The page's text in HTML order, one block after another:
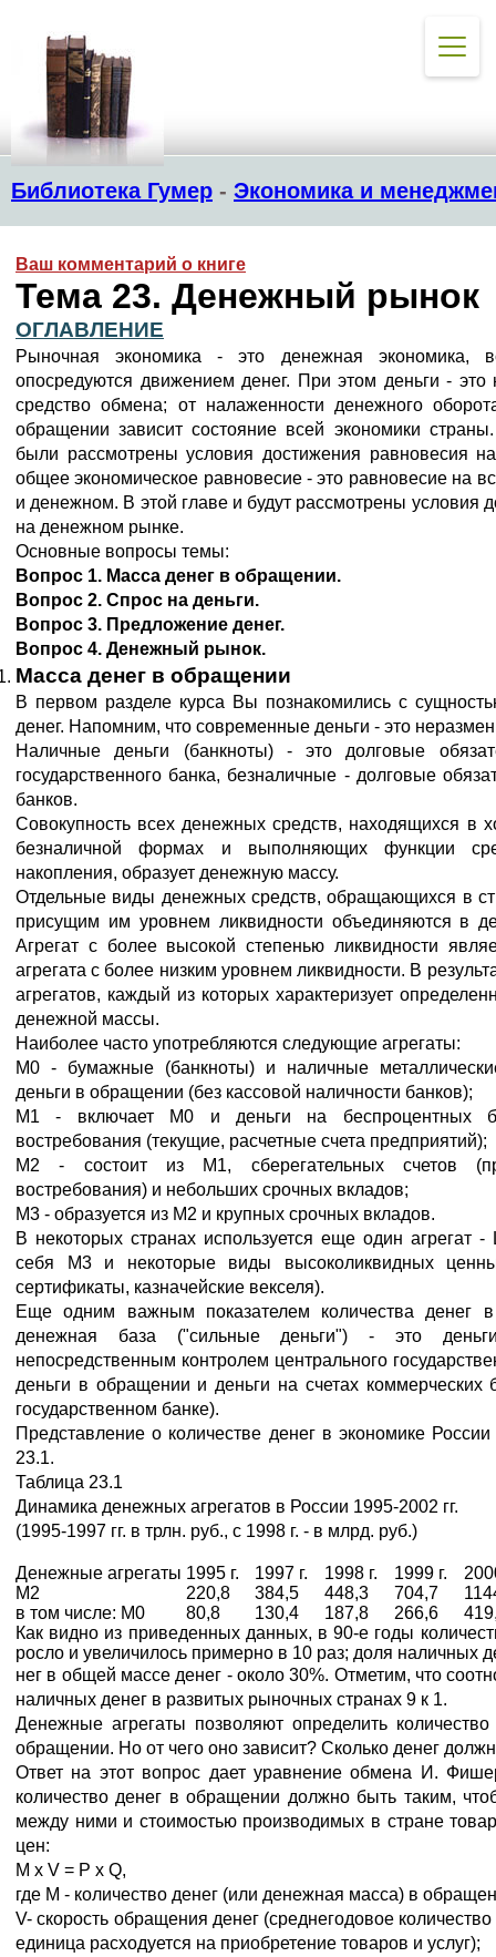
Библиотека Гумер - Экономика и
Ваш комментарий о книге
Тема 23. Денежный рынок
ОГЛАВЛЕНИЕ
Рыночная экономика - это денежная экономика,
опосредуются движением денег. При этом деньги - это
средство обмена; от налаженности денежного
обращении зависит состояние всей экономики
были рассмотрены условия достижения равновесия
общее экономическое равновесие - это равновесие на
и денежном. В этой главе и будут рассмотрены условия
на денежном рынке.
Основные вопросы темы:
Вопрос 1. Масса денег в обращении.
Вопрос 2. Спрос на деньги.
Вопрос 3. Предложение денег.
Вопрос 4. Денежный рынок.
Масса денег в обращении
В первом разделе курса Вы познакомились с
денег. Напомним, что современные деньги - это
Наличные деньги (банкноты) - это долговые
государственного банка, безналичные - долговые
банков.
Совокупность всех денежных средств, находящихся в
безналичной формах и выполняющих функции
накопления, образует денежную массу.
Отдельные виды денежных средств, обращающихся в
присущим им уровнем ликвидности объединяются в
Агрегат с более высокой степенью ликвидности
агрегата с более низким уровнем ликвидности. В
агрегатов, каждый из которых характеризует
денежной массы.
Наиболее часто употребляются следующие агрегаты:
М0 - бумажные (банкноты) и наличные
деньги в обращении (без кассовой наличности банков);
М1 - включает М0 и деньги на беспроцентных
востребования (текущие, расчетные счета предприятий);
М2 - состоит из М1, сберегательных счетов
востребования) и небольших срочных вкладов;
М3 - образуется из М2 и крупных срочных вкладов.
В некоторых странах используется еще один агрегат
себя М3 и некоторые виды высоколиквидных
сертификаты, казначейские векселя).
Еще одним важным показателем количества денег
денежная база ("сильные деньги") - это
непосредственным контролем центрального
деньги в обращении и деньги на счетах коммерческих
государственном банке).
Представление о количестве денег в экономике
23.1.
Таблица 23.1
Динамика денежных агрегатов в России 1995-2002 гг.
(1995-1997 гг. в трлн. руб., с 1998 г. - в млрд. руб.)
Денежные агрегаты 1995 г. 1997 г. 1998 г. 1999 г.
М2
220,8 384,5 448,3 704,7
в том числе: М0
80,8 130,4 187,8 266,6
Как видно из приведенных данных, в 90-е годы
росло и увеличилось примерно в 10 раз; доля наличных
нег в общей массе денег - около 30%. Отметим, что
наличных денег в развитых рыночных странах 9 к 1.
Денежные агрегаты позволяют определить
обращении. Но от чего оно зависит? Сколько денег
Ответ на этот вопрос дает уравнение обмена И.
количество денег в обращении должно быть таким,
между ними и стоимостью производимых в стране
цен:
М х V = Р х Q,
где М - количество денег (или денежная масса) в
V- скорость обращения денег (среднегодовое
единица расходуется на приобретение товаров и услуг);